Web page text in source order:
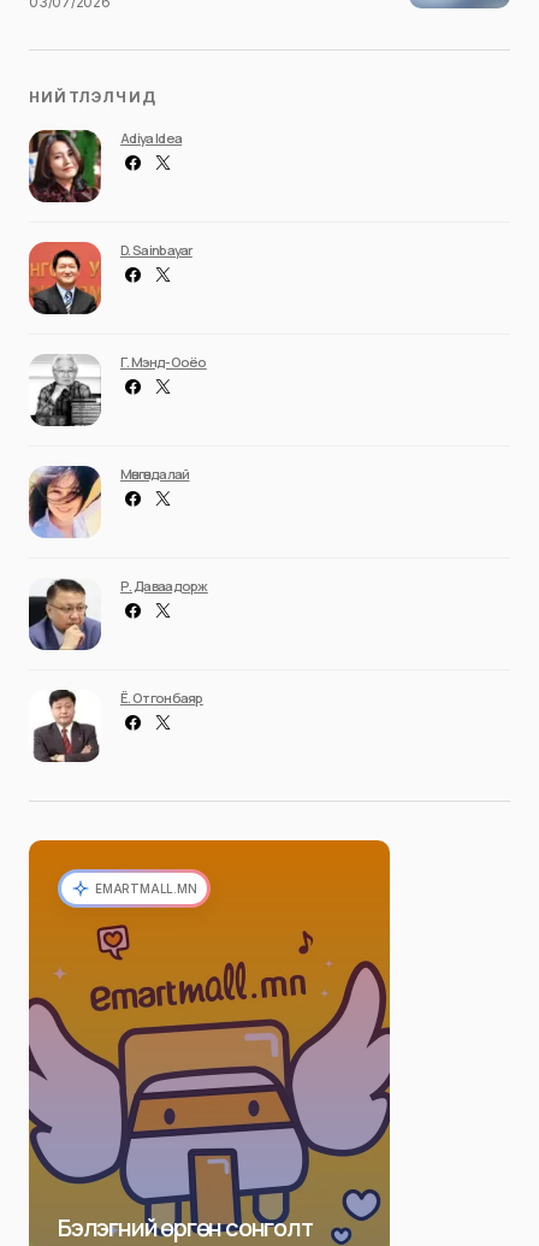
НИЙТЛЭЛЧИД
Adiya Idea
D. Sainbayar
Г. Мэнд-Ооёо
Мөнгөндалай
Р. Даваадорж
Ё. Отгонбаяр
EMARTMALL.MN
Бэлэгний өргөн сонголт